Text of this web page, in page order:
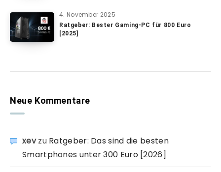
4. November 2025
Ratgeber: Bester Gaming-PC für 800 Euro
[2025]
Neue Kommentare
xevzu Ratgeber: Das sind die besten
Smartphones unter 300 Euro [2026]